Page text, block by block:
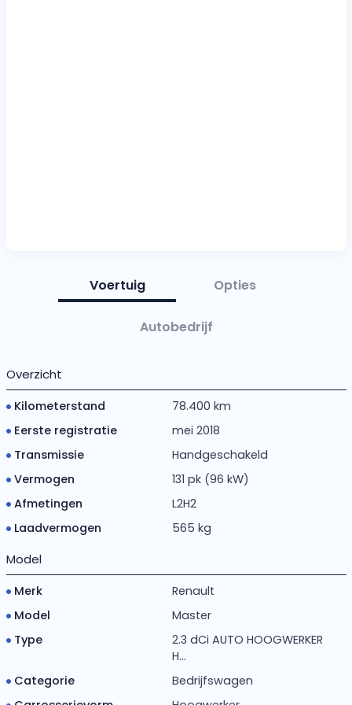
Voertuig Opties
Autobedrijf
Overzicht
Kilometerstand
78.400 km
Eerste registratie
mei 2018
Transmissie
Handgeschakeld
Vermogen
131 pk (96 kW)
Afmetingen
L2H2
Laadvermogen
565 kg
Model
Merk
Renault
Model
Master
Type
2.3 dCi AUTO HOOGWERKER
H...
Categorie
Bedrijfswagen